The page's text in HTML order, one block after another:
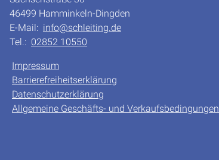
46499 Hamminkeln-Dingden
E-Mail: info@schleiting.de
Tel.: 02852 10550
Impressum
Barrierefreiheitserklärung
Datenschutzerklärung
Allgemeine Geschäfts- und Verkaufsbedingungen